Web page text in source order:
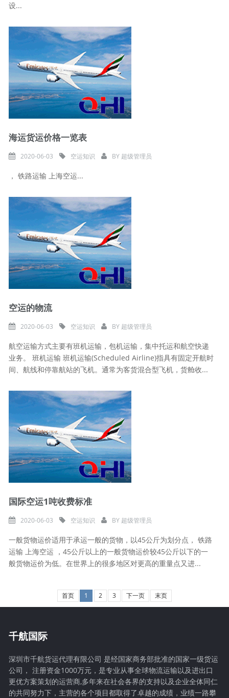
设...
海运货运价格一览表
2020-06-03 空运知识 BY 超级管理员
， 铁路运输 上海空运...
空运的物流
2020-06-03 空运知识 BY 超级管理员
航空运输方式主要有班机运输，包机运输，集中托运和航空快递
业务。 班机运输 班机运输(Scheduled Airline)指具有固定开航时
间、航线和停靠航站的飞机。通常为客货混合型飞机，货舱收...
国际空运1吨收费标准
2020-06-03 空运知识 BY 超级管理员
一般货物运价适用于承运一般的货物，以45公斤为划分点， 铁路
运输 上海空运 ，45公斤以上的一般货物运价较45公斤以下的一
般货物运价为低。在世界上的很多地区对更高的重量点又进...
首页 1 2 3 下一页 末页
千航国际
深圳市千航货运代理有限公司 是经国家商务部批准的国家一级货运
公司， 注册资金1000万元，是专业从事全球物流运输以及进出口
更优方案策划的运营商,多年来在社会各界的支持以及企业全体同仁
的共同努力下，主营的各个项目都取得了卓越的成绩，业绩一路攀